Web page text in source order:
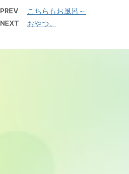
PREV こちらもお風呂～
NEXT おやつ。